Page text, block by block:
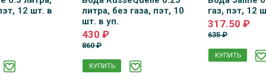
12 шт. в
литра, без газа, пэт, 10
шт. в уп.
430 ₽
860 ₽
КУПИТЬ
газ, пэт, 12
317.50 ₽
635 ₽
КУПИТЬ